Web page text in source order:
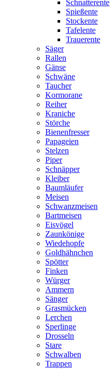
Schnatterente
Spießente
Stockente
Tafelente
Trauerente
Säger
Rallen
Gänse
Schwäne
Taucher
Kormorane
Reiher
Kraniche
Störche
Bienenfresser
Papageien
Stelzen
Piper
Schnäpper
Kleiber
Baumläufer
Meisen
Schwanzmeisen
Bartmeisen
Eisvögel
Zaunkönige
Wiedehopfe
Goldhähnchen
Spötter
Finken
Würger
Ammern
Sänger
Grasmücken
Lerchen
Sperlinge
Drosseln
Stare
Schwalben
Trappen